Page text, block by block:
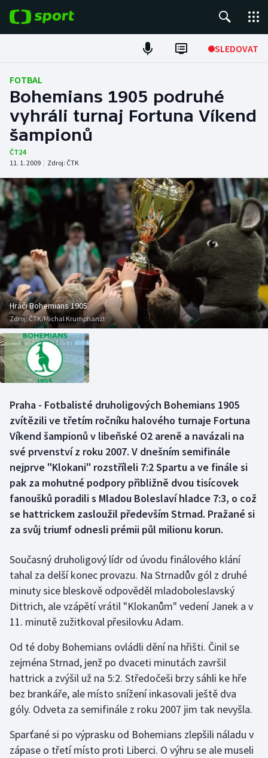
SLEDOVAT
Fotbal
Hokej
Tenis
Atletika
Cyklistika
DALŠÍ SPORTY
Americký fotbal
Baseball a softbal
Basketbal
Biatlon
Boby a skeleton
Curling
Dostihy
Florbal
Futsal
Golf
Gymnastika
Házená
Jezdectví
Judo
Krasobruslení
Lezení
Lyže a snowboard
NEPŘEHLÉDNĚTE
Soutěže
Historické návraty
Aplikace ČT sport
AZ kvíz
FOTBAL
Bohemians 1905 podruhé
vyhráli turnaj Fortuna Víkend
šampionů
ČT24
11. 1. 2009 | Zdroj: ČTK
Hráči Bohemians 1905
Zdroj:ČTK/Michal Krumphanzl
Praha - Fotbalisté druholigových Bohemians 1905
zvítězili ve třetím ročníku halového turnaje Fortuna
Víkend šampionů v libeňské O2 areně a navázali na
své prvenství z roku 2007. V dnešním semifinále
nejprve "Klokani" rozstříleli 7:2 Spartu a ve finále si
pak za mohutné podpory přibližně dvou tisícovek
fanoušků poradili s Mladou Boleslaví hladce 7:3, o což
se hattrickem zasloužil především Strnad. Pražané si
za svůj triumf odnesli prémii půl milionu korun.
Současný druholigový lídr od úvodu finálového klání
tahal za delší konec provazu. Na Strnadův gól z druhé
minuty sice bleskově odpověděl mladoboleslavský
Dittrich, ale vzápětí vrátil "Klokanům" vedení Janek a v
11. minutě zužitkoval přesilovku Adam.
Od té doby Bohemians ovládli dění na hřišti. Činil se
zejména Strnad, jenž po dvaceti minutách završil
hattrick a zvýšil už na 5:2. Středočeši brzy sáhli ke hře
bez brankáře, ale místo snížení inkasovali ještě dva
góly. Odveta za semifinále z roku 2007 jim tak nevyšla.
Sparťané si po výprasku od Bohemians zlepšili náladu v
zápase o třetí místo proti Liberci. O výhru se ale museli